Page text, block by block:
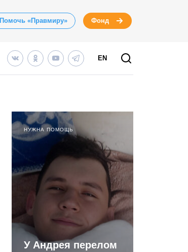
Помочь «Правмиру» Фонд
EN
НУЖНА ПОМОЩЬ
У Андрея перелом